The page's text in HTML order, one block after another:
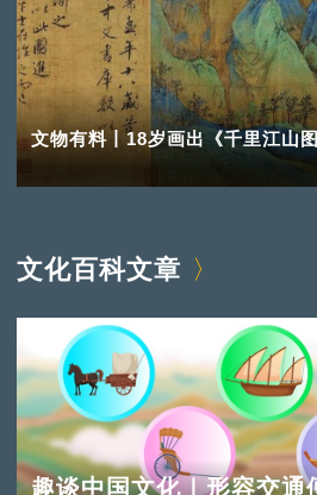
文物有料丨18岁画出《千里江山
文化百科文章
趣谈中国文化｜形容交通